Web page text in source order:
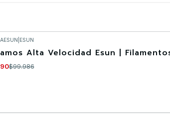
ESUN
Alta Velocidad Esun |
$99.986